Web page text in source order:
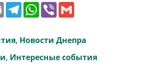
E
m
l
T
e
g
r
a
m
W
h
s
A
p
p
V
r l
, Новости Днепра
, Интересные события